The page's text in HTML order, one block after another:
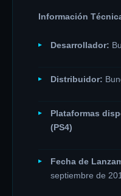
Información
Desarrollador:
Distribuidor:
Plataformas
(PS4)
Fecha de
septiembre de